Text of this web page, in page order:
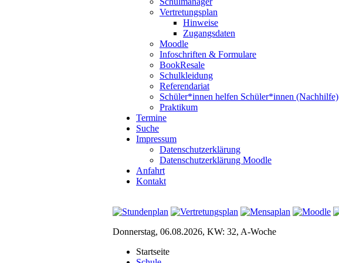
Vertretungsplan
Hinweise
Zugangsdaten
Moodle
Infoschriften & Formulare
BookResale
Schulkleidung
Referendariat
Schüler*innen helfen Schüler*innen (Nachhilfe)
Praktikum
Termine
Suche
Impressum
Datenschutzerklärung
Datenschutzerklärung Moodle
Anfahrt
Kontakt
Donnerstag, 06.08.2026, KW: 32, A-Woche
Startseite